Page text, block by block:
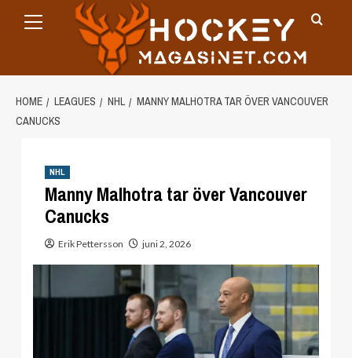
Menu
HOME LEAGUES NHL
MANNY MALHOTRA TAR ÖVER VANCOUVER
CANUCKS
NHL
Manny Malhotra tar över Vancouver
Canucks
Erik Pettersson juni 2, 2026